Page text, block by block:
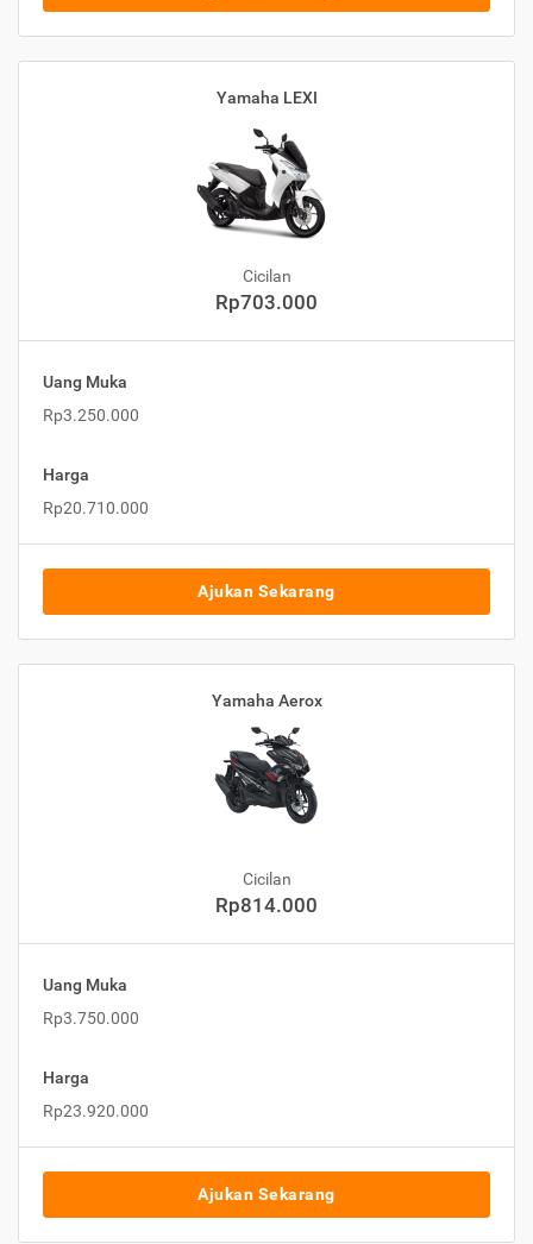
Yamaha LEXI
Cicilan
Rp703.000
Uang Muka
Rp3.250.000
Harga
Rp20.710.000
Ajukan Sekarang
Yamaha Aerox
Cicilan
Rp814.000
Uang Muka
Rp3.750.000
Harga
Rp23.920.000
Ajukan Sekarang